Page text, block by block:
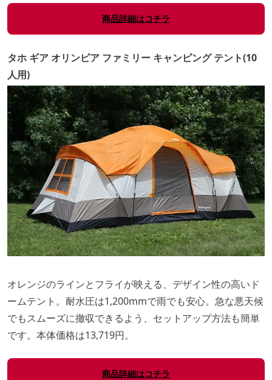
商品詳細はコチラ
タホ ギア オリンピア ファミリー キャンピング テント(10
人用)
オレンジのラインとフライが映える、デザイン性の高いド
ームテント。耐水圧は1,200mmで雨でも安心。急な悪天候
でもスムーズに撤収できるよう、セットアップ方法も簡単
です。本体価格は13,719円。
商品詳細はコチラ